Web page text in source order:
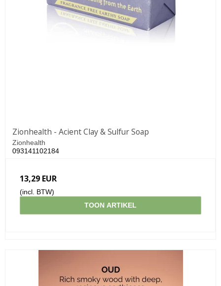
Zionhealth - Acient Clay & Sulfur Soap
Zionhealth
093141102184
13,29 EUR
(incl. BTW)
TOON ARTIKEL